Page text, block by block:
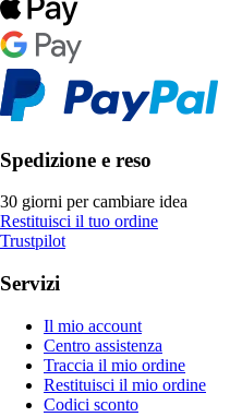
Spedizione e reso
30 giorni per cambiare idea
Restituisci il tuo ordine
Trustpilot
Servizi
Il mio account
Centro assistenza
Traccia il mio ordine
Restituisci il mio ordine
Codici sconto